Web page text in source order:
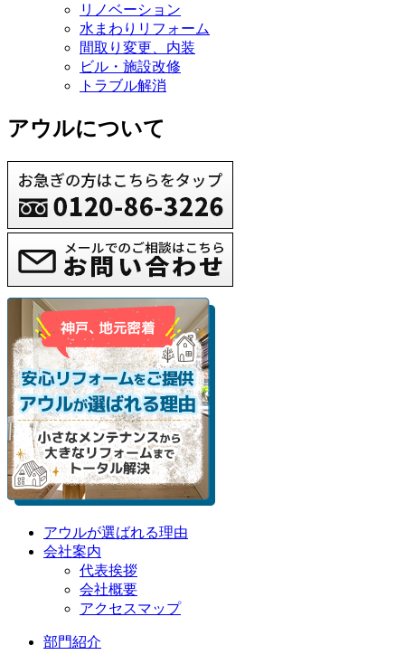
リノベーション
水まわりリフォーム
間取り変更、内装
ビル・施設改修
トラブル解消
アウルについて
アウルが選ばれる理由
会社案内
代表挨拶
会社概要
アクセスマップ
部門紹介